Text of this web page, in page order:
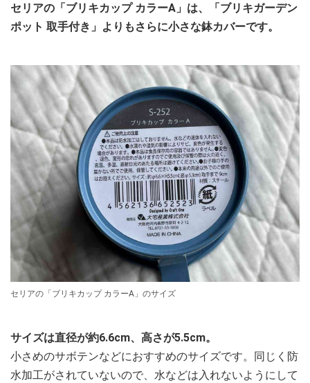
セリアの「ブリキカップ カラーA」は、「ブリキガーデン
ポット 取手付き」よりもさらに小さな鉢カバーです。
セリアの「ブリキカップ カラーA」のサイズ
サイズは直径が約6.6cm、高さが5.5cm。
小さめのサボテンなどにおすすめのサイズです。同じく防
水加工がされていないので、水などは入れないようにして